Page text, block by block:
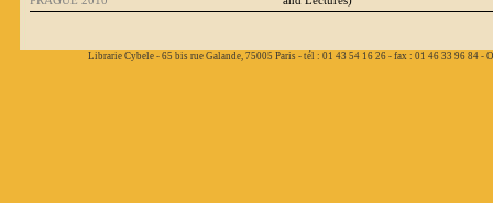
Librarie Cybele - 65 bis rue Galande, 75005 Paris - tél : 01 43 54 16 26 - fax : 01 46 33 96 84